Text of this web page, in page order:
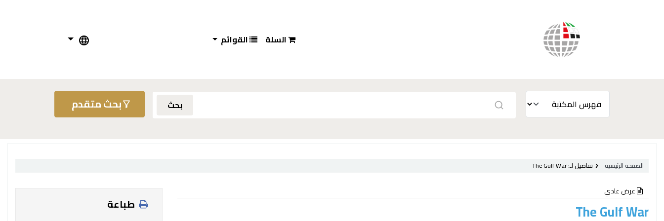
السلة القوائم
بحث بحث متقدم
الصفحة الرئيسية تفاصيل لـ:The Gulf War
عرض عادي
The Gulf War
طباعة